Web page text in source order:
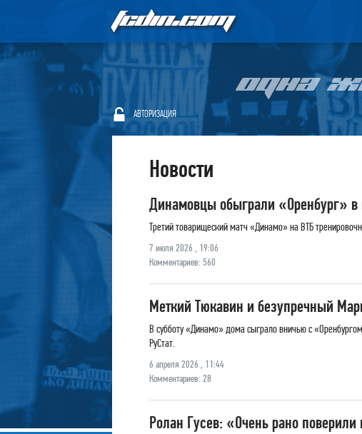
FCDIN.COM
ОДНА
АВТОРИЗАЦИЯ
Новости
Динамовцы обыграли «Оренбург» в
Третий товарищеский матч «Динамо» на ВТБ
7 июля 2026 , 19:06
Комментариев: 560
Меткий Тюкавин и безупречный
В субботу «Динамо» дома сыграло вничью с
РуСтат.
6 апреля 2026 , 11:44
Комментариев: 28
Ролан Гусев: «Очень рано